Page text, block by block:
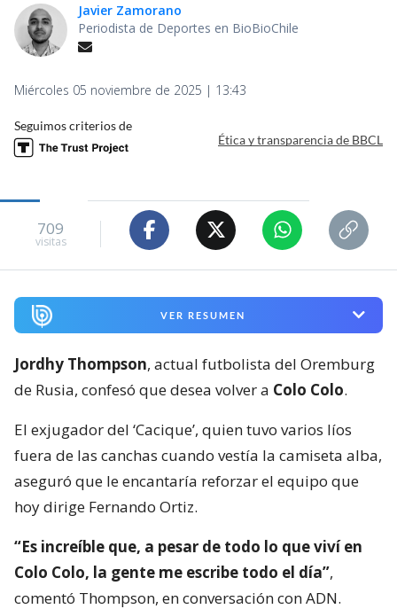
Javier Zamorano
Periodista de Deportes en BioBioChile
Miércoles 05 noviembre de 2025 | 13:43
Seguimos criterios de
Ética y transparencia de BBCL
709
visitas
VER RESUMEN
Jordhy Thompson, actual futbolista del Oremburg
de Rusia, confesó que desea volver a Colo Colo.
El exjugador del ‘Cacique’, quien tuvo varios líos
fuera de las canchas cuando vestía la camiseta alba,
aseguró que le encantaría reforzar el equipo que
hoy dirige Fernando Ortiz.
“Es increíble que, a pesar de todo lo que viví en
Colo Colo, la gente me escribe todo el día”,
comentó Thompson, en conversación con ADN.